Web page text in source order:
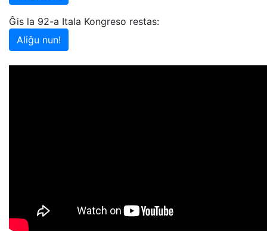
Ĝis la 92-a Itala Kongreso restas:
Aliĝu nun!